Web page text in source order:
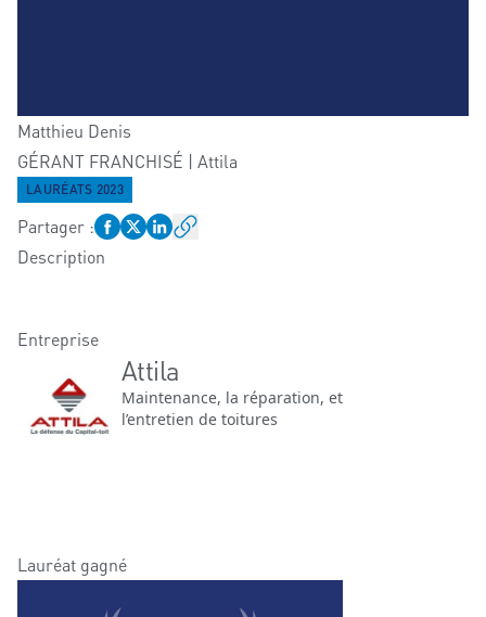
Matthieu Denis
GÉRANT FRANCHISÉ | Attila
LAURÉATS 2023
Partager :
Description
Entreprise
Attila
Maintenance, la réparation, et
l’entretien de toitures
Lauréat gagné